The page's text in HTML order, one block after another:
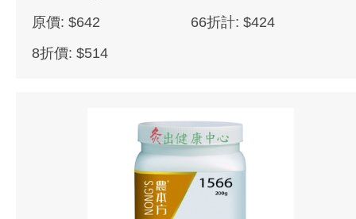
原價: $642
66折計: $424
8折價: $514